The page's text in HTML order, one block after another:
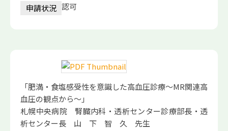
申請状況 認可
「肥満・食塩感受性を意識した高血圧診療～MR関連高
血圧の観点から～」
札幌中央病院 腎臓内科・透析センター診療部長・透
析センター長 山 下 智 久 先生